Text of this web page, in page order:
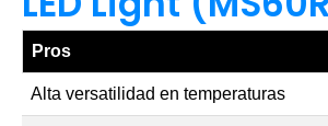
Pros
Alta versatilidad en temperaturas